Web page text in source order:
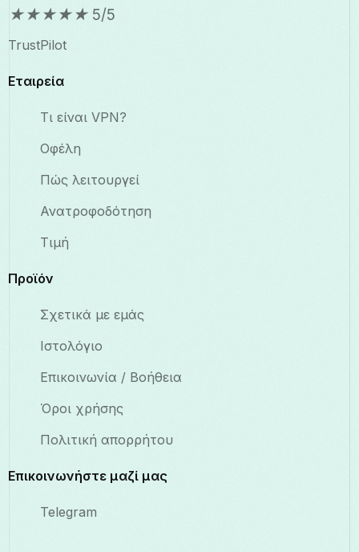
★★★★★ 5/5
TrustPilot
Εταιρεία
Τι είναι VPN?
Οφέλη
Πώς λειτουργεί
Ανατροφοδότηση
Τιμή
Προϊόν
Σχετικά με εμάς
Ιστολόγιο
Επικοινωνία / Βοήθεια
Όροι χρήσης
Πολιτική απορρήτου
Επικοινωνήστε μαζί μας
Telegram